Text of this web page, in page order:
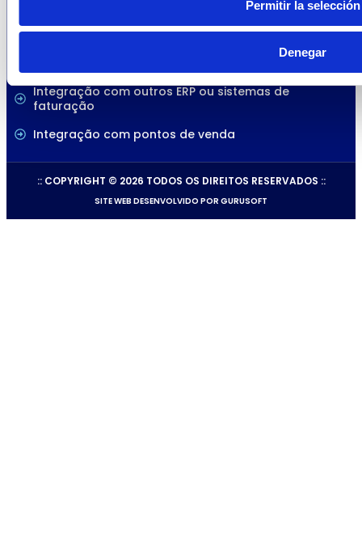
Permitir la selección
Denegar
Integração com o SAP Business One
Integração com outros ERP ou sistemas de
faturação
Integração com pontos de venda
:: COPYRIGHT © 2026 TODOS OS DIREITOS RESERVADOS ::
SITE WEB DESENVOLVIDO POR GURUSOFT